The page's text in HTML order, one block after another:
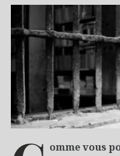
omme vous